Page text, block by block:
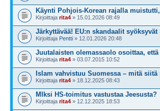
Käynti Pohjois-Korean rajalla
Kirjoittaja rita4 » 15.01.2026 08:49
Järkyttävää! EU:n skandaalit
Kirjoittaja Pentti » 12.01.2026 20:48
Juutalaisten olemassaolo osoittaa,
Kirjoittaja rita4 » 03.07.2015 10:52
Islam vahvistuu Suomessa – mitä
Kirjoittaja rita4 » 18.12.2025 08:43
MIksi HS-toimitus vastustaa Jeesusta?
Kirjoittaja rita4 » 12.12.2025 18:53